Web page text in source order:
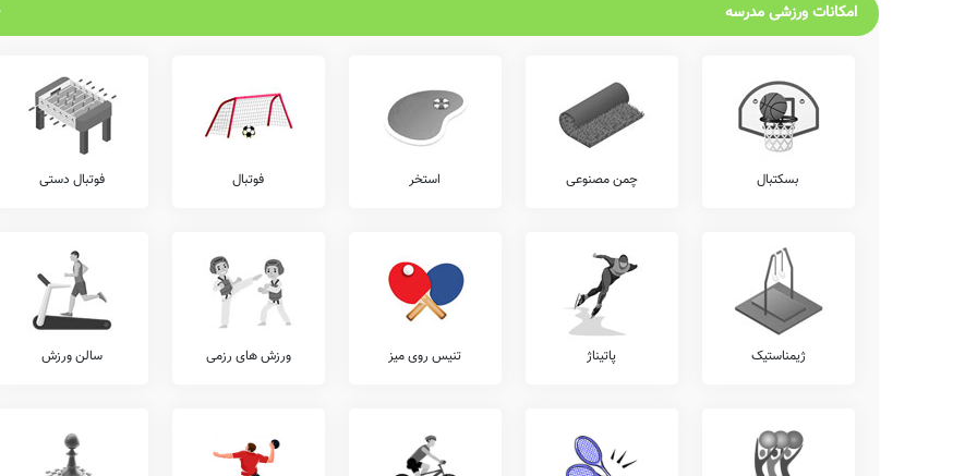
امکانات ورزشی مدرسه
بسکتبال چمن مصنوعی استخر فوتبال فوتبال دستی
ژیمناستیک پاتیناژ تنیس روی میز ورزش های رزمی سالن ورزش